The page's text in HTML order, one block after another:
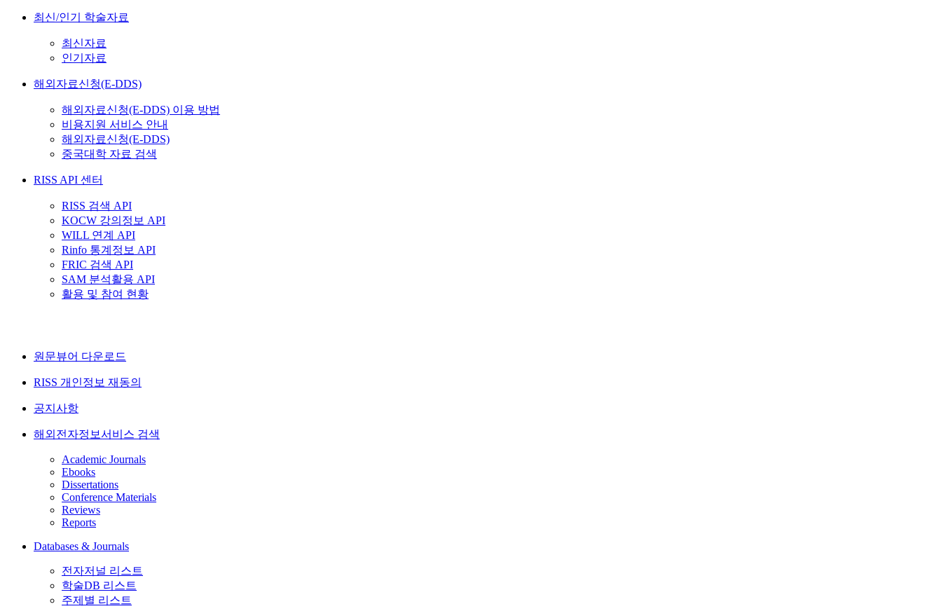
최신/인기 학술자료
최신자료
인기자료
해외자료신청(E-DDS)
해외자료신청(E-DDS) 이용 방법
비용지원 서비스 안내
해외자료신청(E-DDS)
중국대학 자료 검색
RISS API 센터
RISS 검색 API
KOCW 강의정보 API
WILL 연계 API
Rinfo 통계정보 API
FRIC 검색 API
SAM 분석활용 API
활용 및 참여 현황
원문뷰어 다운로드
RISS 개인정보 재동의
공지사항
해외전자정보서비스 검색
Academic Journals
Ebooks
Dissertations
Conference Materials
Reviews
Reports
Databases & Journals
전자저널 리스트
학술DB 리스트
주제별 리스트